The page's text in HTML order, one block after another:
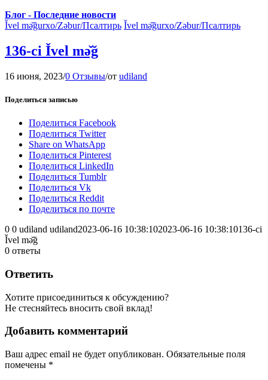
Блог - Последние новости
Ǐvel mə̌ğurxo/Zəbur/Псалтирь Ǐvel mə̌ğurxo/Zəbur/Псалтирь
136-ci Ǐvel mə̌ğ
16 июня, 2023/0 Отзывы/от udiland
Поделиться записью
Поделиться Facebook
Поделиться Twitter
Share on WhatsApp
Поделиться Pinterest
Поделиться LinkedIn
Поделиться Tumblr
Поделиться Vk
Поделиться Reddit
Поделиться по почте
0 0 udiland udiland2023-06-16 10:38:102023-06-16 10:38:10136-ci
Ǐvel mə̌ğ
0 ответы
Ответить
Хотите присоединиться к обсуждению?
Не стесняйтесь вносить свой вклад!
Добавить комментарий
Ваш адрес email не будет опубликован. Обязательные поля
помечены *